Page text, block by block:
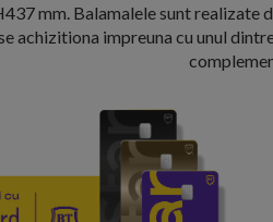
mm. Balamalele sunt realizate
achizitiona impreuna cu unul